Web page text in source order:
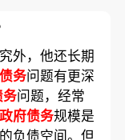
外，他还长期
债务问题有更深
问题，经常
政府债务规模是
负债空间。但